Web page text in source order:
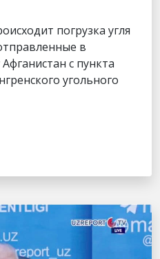
погрузка угля
в
с пункта
угольного